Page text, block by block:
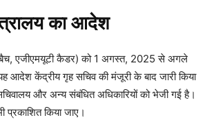
का आदेश
बैच, एजीएमयूटी कैडर) को 1 अगस्त, 2025 से अगले
आदेश केंद्रीय गृह सचिव की मंजूरी के बाद जारी किया
और अन्य संबंधित अधिकारियों को भेजी गई है।
प्रकाशित किया जाए।